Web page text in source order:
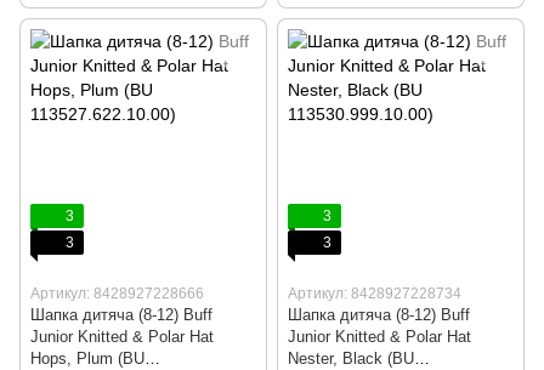
3
3
Артикул: 8428927228666
Шапка дитяча (8-12) Buff
Junior Knitted & Polar Hat
Hops, Plum (BU
3
3
Артикул: 8428927228734
Шапка дитяча (8-12) Buff
Junior Knitted & Polar Hat
Nester, Black (BU